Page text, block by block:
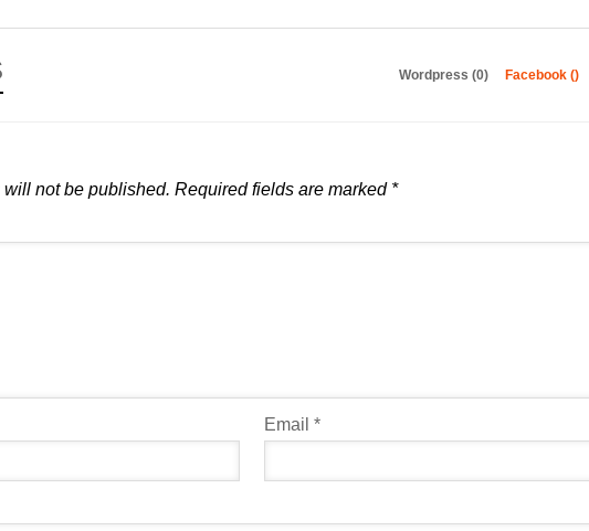
Wordpress (0) Facebook ()
not be published. Required fields are marked *
Email *